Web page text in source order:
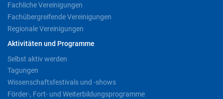
Fachliche Vereinigungen
Fachübergreifende Vereinigungen
Regionale Vereinigungen
Aktivitäten und Programme
Selbst aktiv werden
Tagungen
Wissenschaftsfestivals und -shows
Förder-, Fort- und Weiterbildungsprogramme